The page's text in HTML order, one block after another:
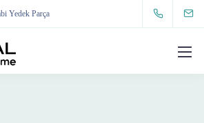
Yedek Parça